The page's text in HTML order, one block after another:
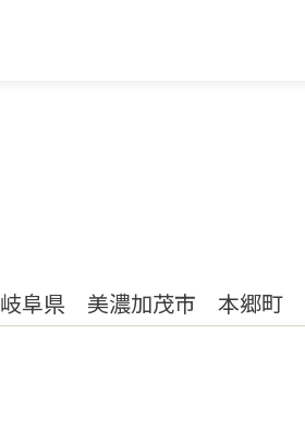
岐阜県 美濃加茂市 本郷町